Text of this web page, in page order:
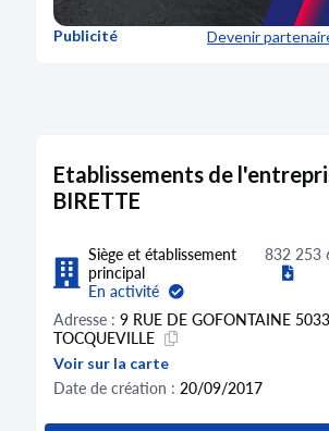
Publicité Devenir
Etablissements de
BIRETTE
Siège et établissement
principal
En activité
832 253
Adresse : 9 RUE DE GOFONTAINE
TOCQUEVILLE
Voir sur la carte
Date de création : 20/09/2017